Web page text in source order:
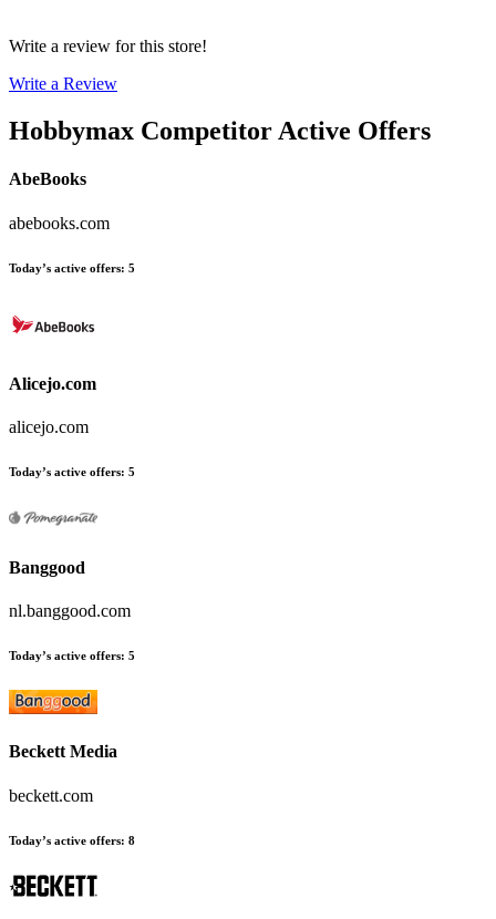
Write a review for this store!
Write a Review
Hobbymax Competitor Active Offers
AbeBooks
abebooks.com
Today’s active offers: 5
Alicejo.com
alicejo.com
Today’s active offers: 5
Banggood
nl.banggood.com
Today’s active offers: 5
Beckett Media
beckett.com
Today’s active offers: 8